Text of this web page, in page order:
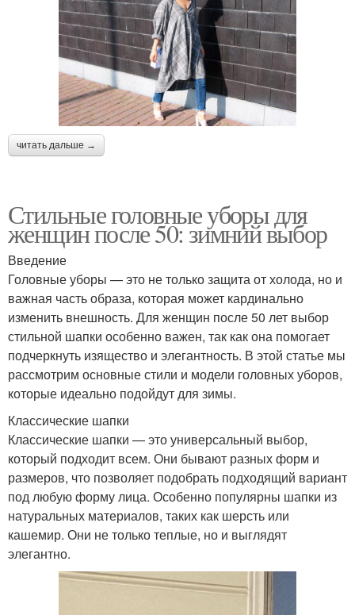
читать дальше →
Стильные головные уборы для
женщин после 50: зимний выбор
Введение
Головные уборы — это не только защита от холода, но и
важная часть образа, которая может кардинально
изменить внешность. Для женщин после 50 лет выбор
стильной шапки особенно важен, так как она помогает
подчеркнуть изящество и элегантность. В этой статье мы
рассмотрим основные стили и модели головных уборов,
которые идеально подойдут для зимы.
Классические шапки
Классические шапки — это универсальный выбор,
который подходит всем. Они бывают разных форм и
размеров, что позволяет подобрать подходящий вариант
под любую форму лица. Особенно популярны шапки из
натуральных материалов, таких как шерсть или
кашемир. Они не только теплые, но и выглядят
элегантно.